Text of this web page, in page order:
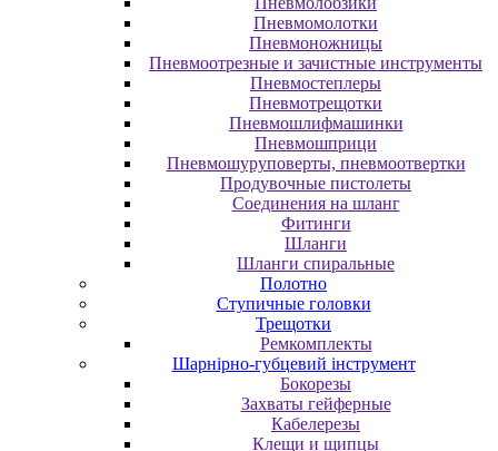
Пневмомолотки
Пневмоножницы
Пневмоотрезные и зачистные инструменты
Пневмостеплеры
Пневмотрещотки
Пневмошлифмашинки
Пневмошприци
Пневмошуруповерты, пневмоотвертки
Продувочные пистолеты
Соединения на шланг
Фитинги
Шланги
Шланги спиральные
Полотно
Ступичные головки
Трещотки
Ремкомплекты
Шарнірно-губцевий інструмент
Бокорезы
Захваты гейферные
Кабелерезы
Клещи и щипцы